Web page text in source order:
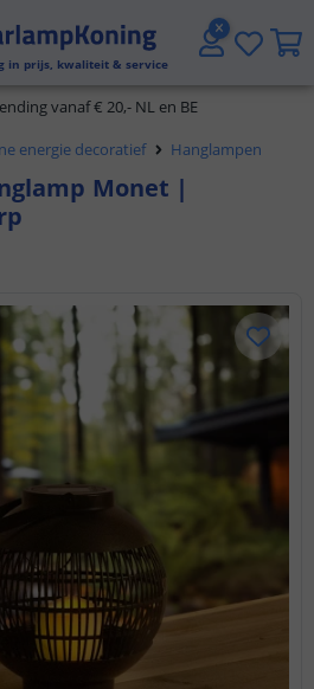
in prijs, kwaliteit & service
2 jaar garantie
besteld, morgen in huis
energie decoratief Hanglampen
Monet |